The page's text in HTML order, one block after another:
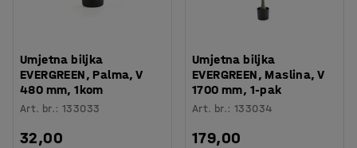
Umjetna biljka
EVERGREEN, Palma, V
480 mm, 1kom
Art. br.:133033
32,00
Umjetna biljka
EVERGREEN, Maslina, V
1700 mm, 1-pak
Art. br.:133034
179,00